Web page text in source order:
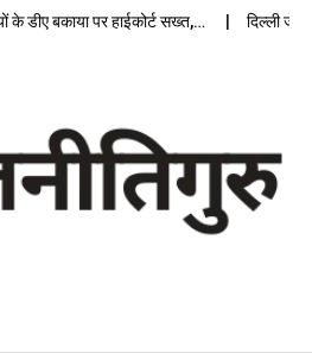
डीए बकाया पर हाईकोर्ट सख्त,… दिल्ली जेलों में